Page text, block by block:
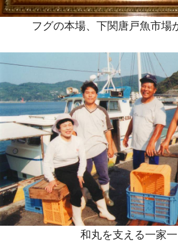
フグの本場、下関唐戸魚市場
和丸を支える一家一